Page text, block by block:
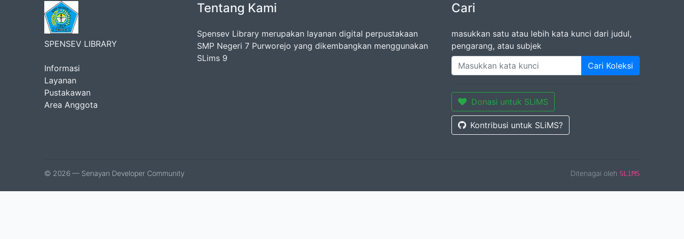
SPENSEV LIBRARY
Informasi
Layanan
Pustakawan
Area Anggota
Tentang Kami
Spensev Library merupakan layanan digital perpustakaan
SMP Negeri 7 Purworejo yang dikembangkan menggunakan
SLims 9
Cari
masukkan satu atau lebih kata kunci dari judul,
pengarang, atau subjek
Cari Koleksi
Donasi untuk SLiMS
Kontribusi untuk SLiMS?
© 2026 — Senayan Developer Community Ditenagai oleh SLiMS